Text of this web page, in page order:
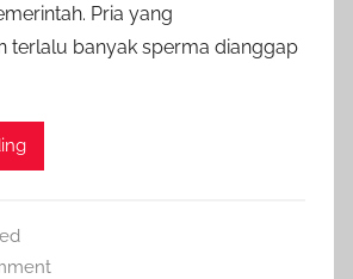
Pria yang
terlalu banyak sperma dianggap